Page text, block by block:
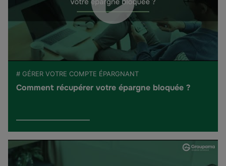
# GÉRER VOTRE COMPTE ÉPARGNANT
Comment récupérer votre épargne bloquée ?